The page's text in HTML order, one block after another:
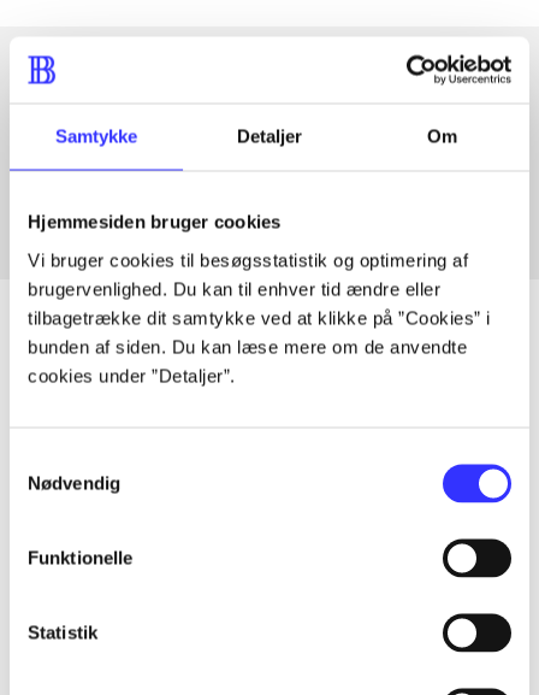
Samtykke Detaljer Om
Hjemmesiden bruger cookies
Vi bruger cookies til besøgsstatistik og optimering af
brugervenlighed. Du kan til enhver tid ændre eller
tilbagetrække dit samtykke ved at klikke på ”Cookies” i
bunden af siden. Du kan læse mere om de anvendte
cookies under ”Detaljer”.
Nødvendig
Funktionelle
Statistik
Artikler med samme emner